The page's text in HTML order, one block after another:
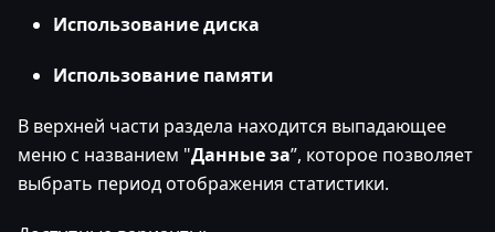
Использование диска
Использование памяти
В верхней части раздела находится выпадающее
меню с названием "Данные за”, которое позволяет
выбрать период отображения статистики.